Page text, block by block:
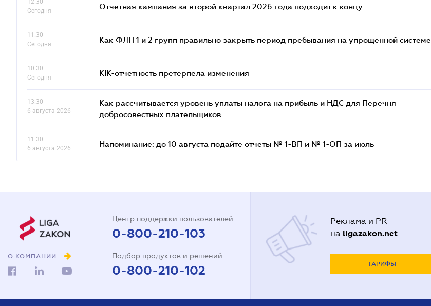
12.30
Сегодня
Отчетная кампания за второй квартал 2026 года подходит к концу
11.30
Сегодня
Как ФЛП 1 и 2 групп правильно закрыть период пребывания на упрощенной системе
10.30
Сегодня
КІК-отчетность претерпела изменения
13.30
6 августа 2026
Как рассчитывается уровень уплаты налога на прибыль и НДС для Перечня
добросовестных плательщиков
11.30
6 августа 2026
Напоминание: до 10 августа подайте отчеты № 1-ВП и № 1-ОП за июль
О КОМПАНИИ
Центр поддержки пользователей
0-800-210-103
Подбор продуктов и решений
0-800-210-102
Реклама и PR
на ligazakon.net
ТАРИФЫ